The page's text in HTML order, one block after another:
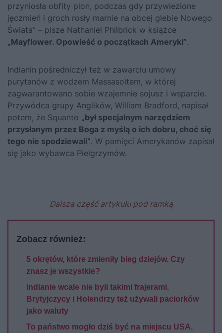
przyniosła obfity plon, podczas gdy przywiezione
jęczmień i groch rosły marnie na obcej glebie Nowego
Świata” – pisze Nathaniel Philbrick w książce
„Mayflower. Opowieść o początkach Ameryki”.
Indianin pośredniczył też w zawarciu umowy
purytanów z wodzem Massasoitem, w której
zagwarantowano sobie wzajemnie sojusz i wsparcie.
Przywódca grupy Anglików, William Bradford, napisał
potem, że Squanto „był specjalnym narzędziem
przysłanym przez Boga z myślą o ich dobru, choć się
tego nie spodziewali”. W pamięci Amerykanów zapisał
się jako wybawca Pielgrzymów.
Dalsza część artykułu pod ramką
Zobacz również:
5 okrętów, które zmieniły bieg dziejów. Czy
znasz je wszystkie?
Indianie wcale nie byli takimi frajerami.
Brytyjczycy i Holendrzy też używali paciorków
jako waluty
To państwo mogło dziś być na miejscu USA.